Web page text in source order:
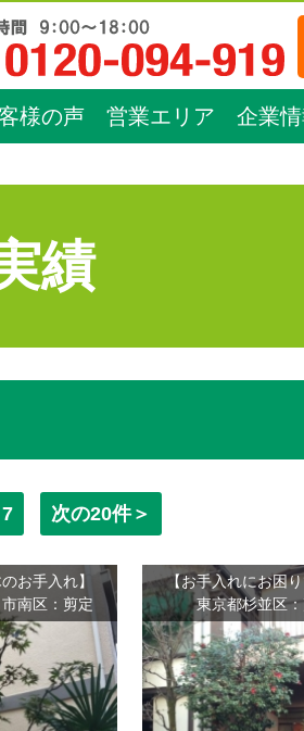
様の声 営業エリア 企業
績
7 次の20件＞
お手入れ】
南区：剪定
【お手入れにお困り
東京都杉並区